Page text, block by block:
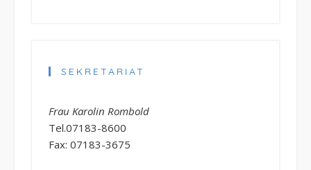
SEKRETARIAT
Frau Karolin Rombold
Tel.07183-8600
Fax: 07183-3675